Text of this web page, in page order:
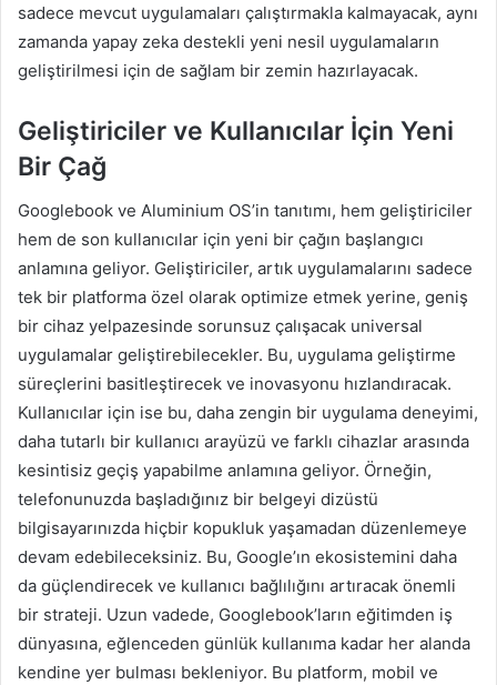
sadece mevcut uygulamaları çalıştırmakla kalmayacak, aynı
zamanda yapay zeka destekli yeni nesil uygulamaların
geliştirilmesi için de sağlam bir zemin hazırlayacak.
Geliştiriciler ve Kullanıcılar İçin Yeni
Bir Çağ
Googlebook ve Aluminium OS’in tanıtımı, hem geliştiriciler
hem de son kullanıcılar için yeni bir çağın başlangıcı
anlamına geliyor. Geliştiriciler, artık uygulamalarını sadece
tek bir platforma özel olarak optimize etmek yerine, geniş
bir cihaz yelpazesinde sorunsuz çalışacak universal
uygulamalar geliştirebilecekler. Bu, uygulama geliştirme
süreçlerini basitleştirecek ve inovasyonu hızlandıracak.
Kullanıcılar için ise bu, daha zengin bir uygulama deneyimi,
daha tutarlı bir kullanıcı arayüzü ve farklı cihazlar arasında
kesintisiz geçiş yapabilme anlamına geliyor. Örneğin,
telefonunuzda başladığınız bir belgeyi dizüstü
bilgisayarınızda hiçbir kopukluk yaşamadan düzenlemeye
devam edebileceksiniz. Bu, Google’ın ekosistemini daha
da güçlendirecek ve kullanıcı bağlılığını artıracak önemli
bir strateji. Uzun vadede, Googlebook’ların eğitimden iş
dünyasına, eğlenceden günlük kullanıma kadar her alanda
kendine yer bulması bekleniyor. Bu platform, mobil ve